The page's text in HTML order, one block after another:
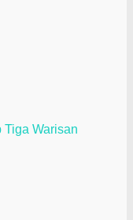
Tiga Warisan